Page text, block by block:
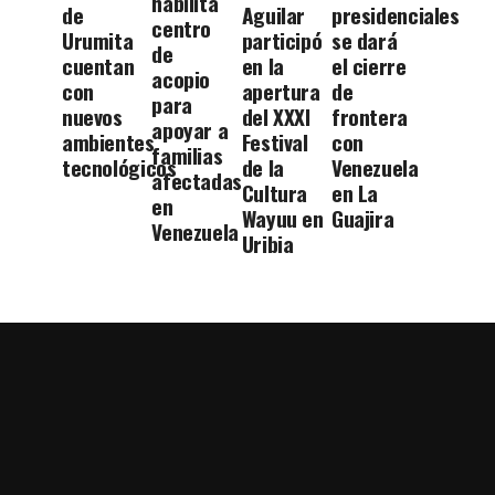
de
Urumita
cuentan
con
nuevos
ambientes
tecnológicos
centro
de
acopio
para
apoyar a
familias
afectadas
en
Venezuela
Aguilar
participó
en la
apertura
del XXXI
Festival
de la
Cultura
Wayuu en
Uribia
presidenciales
se dará
el cierre
de
frontera
con
Venezuela
en La
Guajira